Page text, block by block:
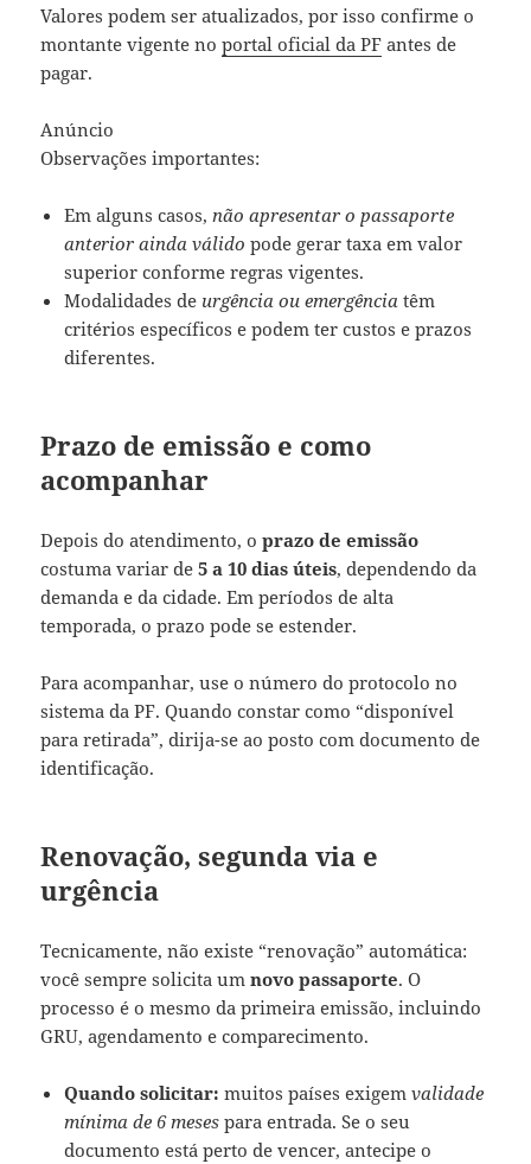
Valores podem ser atualizados, por isso confirme o
montante vigente noportal oficial da PF antes de
pagar.
Anúncio
Observações importantes:
Em alguns casos, não apresentar o passaporte
anterior ainda válido pode gerar taxa em valor
superior conforme regras vigentes.
Modalidades de urgência ou emergência têm
critérios específicos e podem ter custos e prazos
diferentes.
Prazo de emissão e como
acompanhar
Depois do atendimento, oprazo de emissão
costuma variar de5 a 10 dias úteis, dependendo da
demanda e da cidade. Em períodos de alta
temporada, o prazo pode se estender.
Para acompanhar, use o número do protocolo no
sistema da PF. Quando constar como “disponível
para retirada”, dirija-se ao posto com documento de
identificação.
Renovação, segunda via e
urgência
Tecnicamente, não existe “renovação” automática:
você sempre solicita umnovo passaporte. O
processo é o mesmo da primeira emissão, incluindo
GRU, agendamento e comparecimento.
Quando solicitar: muitos países exigemvalidade
mínima de 6 meses para entrada. Se o seu
documento está perto de vencer, antecipe o